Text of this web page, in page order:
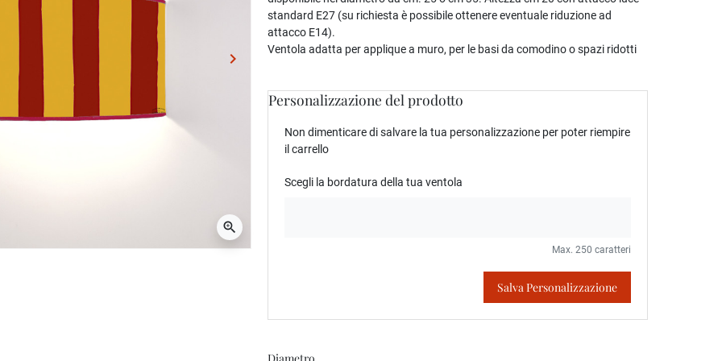
Successivo
keyboard_arrow_right
zoom_in
standard E27 (su richiesta è possibile ottenere eventuale riduzione ad
attacco E14).
Ventola adatta per applique a muro, per le basi da comodino o spazi ridotti
Personalizzazione del prodotto
Non dimenticare di salvare la tua personalizzazione per poter riempire
il carrello
Scegli la bordatura della tua ventola
Max. 250 caratteri
Salva Personalizzazione